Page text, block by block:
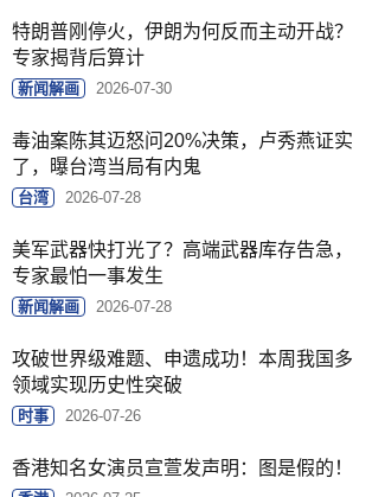
特朗普刚停火，伊朗为何反而主动开战？
专家揭背后算计
新闻解画 2026-07-30
毒油案陈其迈怒问20%决策，卢秀燕证实
了，曝台湾当局有内鬼
台湾 2026-07-28
美军武器快打光了？高端武器库存告急，
专家最怕一事发生
新闻解画 2026-07-28
攻破世界级难题、申遗成功！本周我国多
领域实现历史性突破
时事 2026-07-26
香港知名女演员宣萱发声明：图是假的！